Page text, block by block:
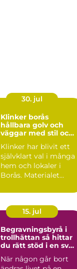
30. jul
Klinker borås
hållbara golv och
väggar med stil och
Klinker har blivit ett
självklart val i många
hem och lokaler i
Borås. Materialet
15. jul
Begravningsbyrå i
trollhättan så hittar
du rätt stöd i en svår
När någon går bort